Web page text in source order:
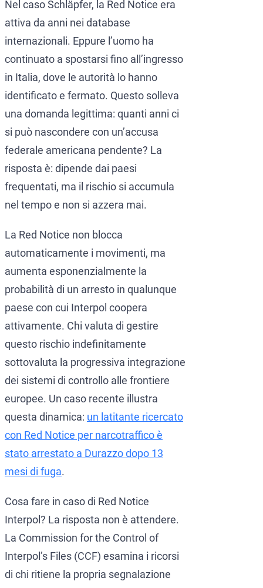
Nel caso Schläpfer, la Red Notice era
attiva da anni nei database
internazionali. Eppure l’uomo ha
continuato a spostarsi fino all’ingresso
in Italia, dove le autorità lo hanno
identificato e fermato. Questo solleva
una domanda legittima: quanti anni ci
si può nascondere con un’accusa
federale americana pendente? La
risposta è: dipende dai paesi
frequentati, ma il rischio si accumula
nel tempo e non si azzera mai.
La Red Notice non blocca
automaticamente i movimenti, ma
aumenta esponenzialmente la
probabilità di un arresto in qualunque
paese con cui Interpol coopera
attivamente. Chi valuta di gestire
questo rischio indefinitamente
sottovaluta la progressiva integrazione
dei sistemi di controllo alle frontiere
europee. Un caso recente illustra
questa dinamica: un latitante ricercato
con Red Notice per narcotraffico è
stato arrestato a Durazzo dopo 13
mesi di fuga.
Cosa fare in caso di Red Notice
Interpol? La risposta non è attendere.
La Commission for the Control of
Interpol’s Files (CCF) esamina i ricorsi
di chi ritiene la propria segnalazione